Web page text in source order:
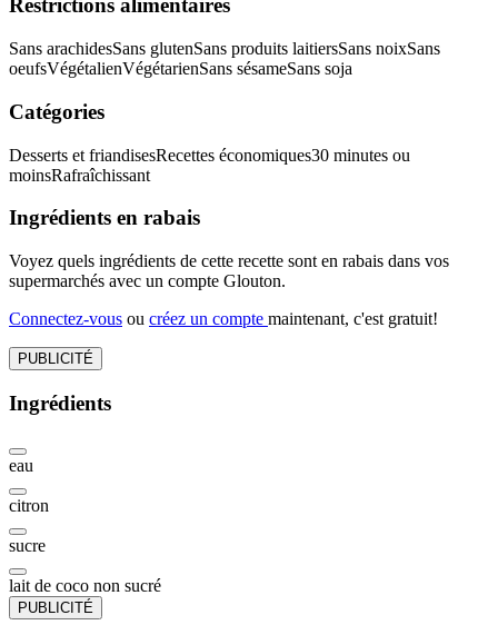
Restrictions alimentaires
Sans arachidesSans glutenSans produits laitiersSans noixSans
oeufsVégétalienVégétarienSans sésameSans soja
Catégories
Desserts et friandisesRecettes économiques30 minutes ou
moinsRafraîchissant
Ingrédients en rabais
Voyez quels ingrédients de cette recette sont en rabais dans vos
supermarchés avec un compte Glouton.
Connectez-vous ou créez un compte maintenant, c'est gratuit!
PUBLICITÉ
Ingrédients
eau
citron
sucre
lait de coco non sucré
PUBLICITÉ